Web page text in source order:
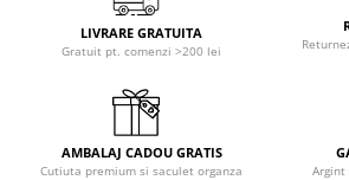
LIVRARE GRATUITA
Gratuit pt. comenzi >200 lei
AMBALAJ CADOU GRATIS
Cutiuta premium si saculet organza Argint